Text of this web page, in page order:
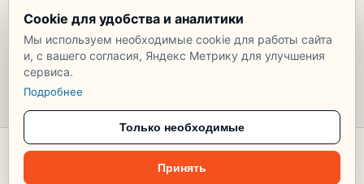
Нет комментариев
© 2026 Тупик
Правила публикацииПерсональные данные
Cookie для удобства и аналитики
Мы используем необходимые cookie для работы сайта
и, с вашего согласия, Яндекс Метрику для улучшения
сервиса.
Подробнее
Только необходимые
Принять